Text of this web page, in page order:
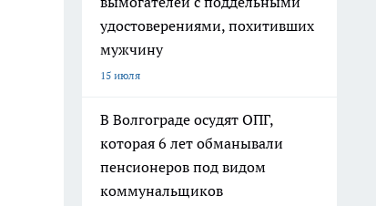
удостоверениями, похитивших
мужчину
15 июля
В Волгограде осудят ОПГ,
которая 6 лет обманывали
пенсионеров под видом
коммунальщиков